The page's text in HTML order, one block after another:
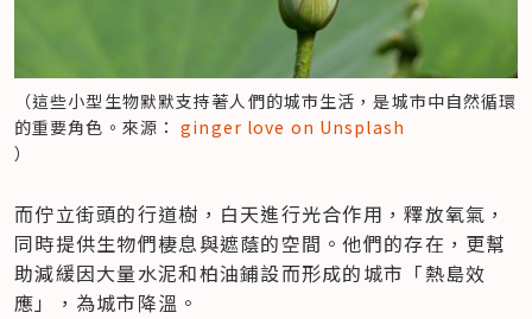
（這些小型生物默默支持著人們的城市生活，是城市中自然循環
的重要角色。來源：
）
而佇立街頭的行道樹，白天進行光合作用，釋放氧氣，
同時提供生物們棲息與遮蔭的空間。他們的存在，更幫
助減緩因大量水泥和柏油鋪設而形成的城市「熱島效
應」，為城市降溫。